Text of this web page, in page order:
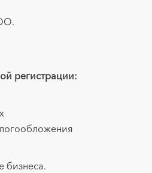
регистрации:
бизнеса.